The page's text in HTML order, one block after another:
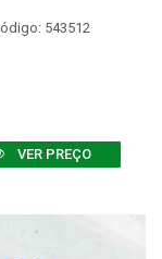
543512
VER PREÇO